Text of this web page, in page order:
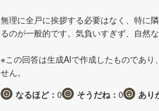
無理に全戸に挨拶する必要はなく、特に
るのが一般的です。気負いすぎず、自然
※この回答は生成AIで作成したものであ
せん。
なるほど： 0 そうだね： 0 あり